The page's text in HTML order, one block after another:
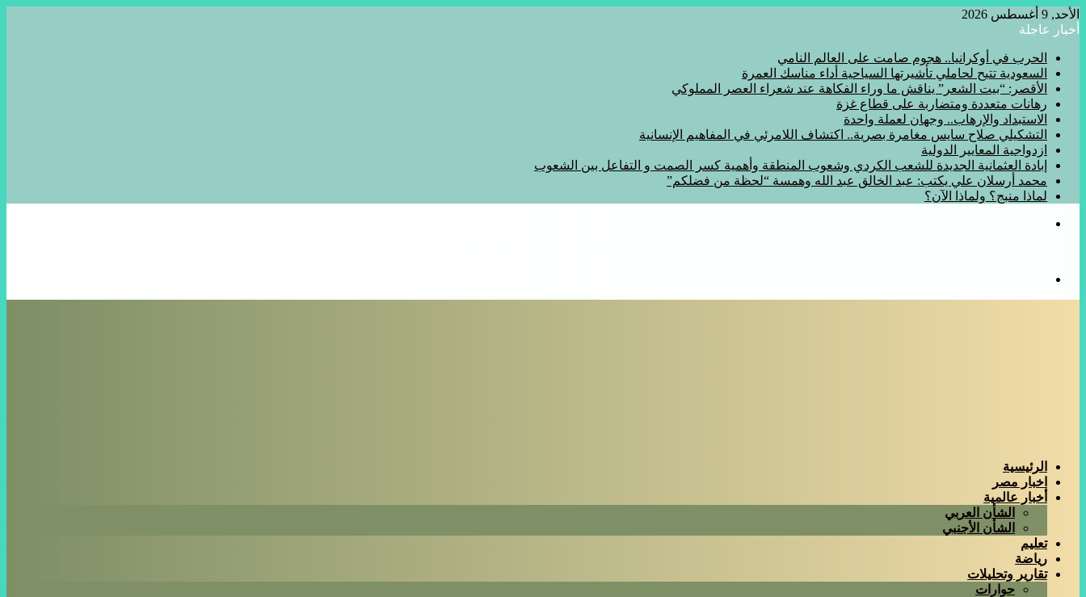
الأحد, 9 أغسطس 2026
أخبار عاجلة
الحرب في أوكرانيا.. هجوم صامت على العالم النامي
السعودية تتيح لحاملي تأشيرتها السياحية أداء مناسك العمرة
الأقصر: “بيت الشعر” يناقش ما وراء الفكاهة عند شعراء العصر المملوكي
رهانات متعددة ومتضاربة على قطاع غزة
الاستبداد والإرهاب.. وجهان لعملة واحدة
التشكيلي صلاح سايس مغامرة بصرية.. اكتشاف اللامرئي في المفاهيم الإنسانية
ازدواجية المعايير الدولية
إبادة العثمانية الجديدة للشعب الكردي وشعوب المنطقة وأهمية كسر الصمت و التفاعل بين الشعوب
محمد أرسلان علي يكتب: عبد الخالق عبد الله وهمسة “لحظة من فضلكم”
لماذا منبج؟ ولماذا الآن؟
الرئيسية
اخبار مصر
أخبار عالمية
الشأن العربي
الشأن الأجنبي
تعليم
رياضة
تقارير وتحليلات
حوارات